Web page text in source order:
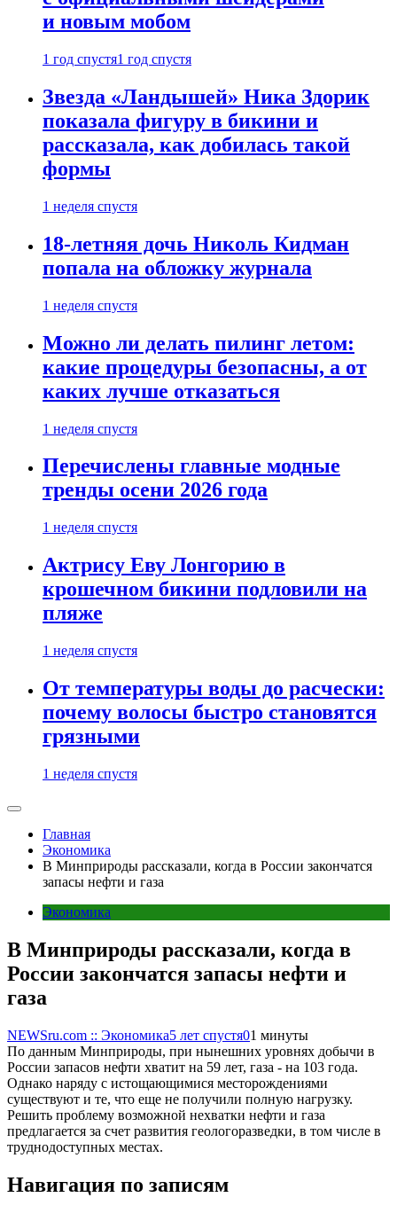
и новым мобом
1 год спустя1 год спустя
Звезда «Ландышей» Ника Здорик
показала фигуру в бикини и
рассказала, как добилась такой
формы
1 неделя спустя
18-летняя дочь Николь Кидман
попала на обложку журнала
1 неделя спустя
Можно ли делать пилинг летом:
какие процедуры безопасны, а от
каких лучше отказаться
1 неделя спустя
Перечислены главные модные
тренды осени 2026 года
1 неделя спустя
Актрису Еву Лонгорию в
крошечном бикини подловили на
пляже
1 неделя спустя
От температуры воды до расчески:
почему волосы быстро становятся
грязными
1 неделя спустя
Главная
Экономика
В Минприроды рассказали, когда в России закончатся
запасы нефти и газа
Экономика
В Минприроды рассказали, когда в
России закончатся запасы нефти и
газа
NEWSru.com :: Экономика5 лет спустя01 минуты
По данным Минприроды, при нынешних уровнях добычи в
России запасов нефти хватит на 59 лет, газа - на 103 года.
Однако наряду с истощающимися месторождениями
существуют и те, что еще не получили полную нагрузку.
Решить проблему возможной нехватки нефти и газа
предлагается за счет развития геологоразведки, в том числе в
труднодоступных местах.
Навигация по записям